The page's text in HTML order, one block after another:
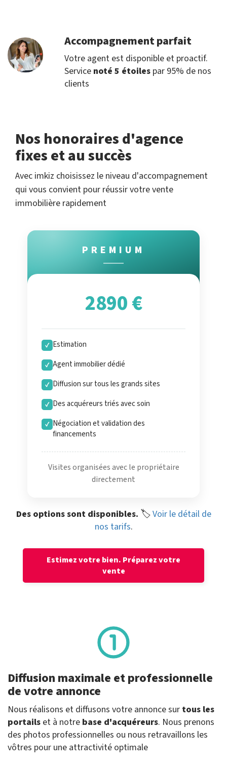
Accompagnement parfait
Votre agent est disponible et proactif.
Service noté 5 étoiles par 95% de nos
clients
Nos honoraires d'agence
fixes et au succès
Avec imkiz choisissez le niveau d'accompagnement
qui vous convient pour réussir votre vente
immobilière rapidement
PREMIUM
2890 €
✓ Estimation
✓ Agent immobilier dédié
✓ Diffusion sur tous les grands sites
✓ Des acquéreurs triés avec soin
✓ Négociation et validation des
financements
Visites organisées avec le propriétaire
directement
Des options sont disponibles. 🏷️Voir le détail de
nos tarifs.
Estimez votre bien. Préparez votre
vente
Diffusion maximale et professionnelle
de votre annonce
Nous réalisons et diffusons votre annonce sur tous les
portails et à notre base d'acquéreurs. Nous prenons
des photos professionnelles ou nous retravaillons les
vôtres pour une attractivité optimale